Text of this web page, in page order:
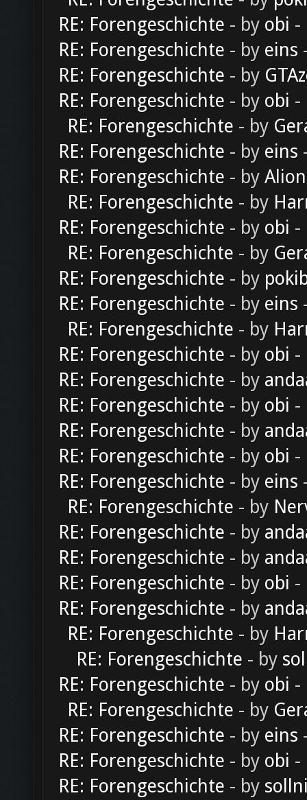
RE: Forengeschichte - by obi -
RE: Forengeschichte - by eins
RE: Forengeschichte - by
RE: Forengeschichte - by obi -
RE: Forengeschichte - by
RE: Forengeschichte - by eins
RE: Forengeschichte - by Alion
RE: Forengeschichte - by
RE: Forengeschichte - by obi -
RE: Forengeschichte - by
RE: Forengeschichte - by
RE: Forengeschichte - by eins
RE: Forengeschichte - by
RE: Forengeschichte - by obi -
RE: Forengeschichte - by
RE: Forengeschichte - by obi -
RE: Forengeschichte - by
RE: Forengeschichte - by obi -
RE: Forengeschichte - by eins
RE: Forengeschichte - by
RE: Forengeschichte - by
RE: Forengeschichte - by
RE: Forengeschichte - by obi -
RE: Forengeschichte - by
RE: Forengeschichte - by
RE: Forengeschichte - by
RE: Forengeschichte - by obi -
RE: Forengeschichte - by
RE: Forengeschichte - by eins
RE: Forengeschichte - by obi -
RE: Forengeschichte - by